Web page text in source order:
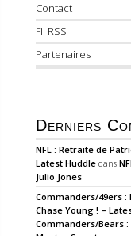
Contact
Fil RSS
Partenaires
Derniers
NFL : Retraite de
Latest Huddle dans
Julio Jones
Commanders/49ers :
Chase Young ! –
Commanders/Bears